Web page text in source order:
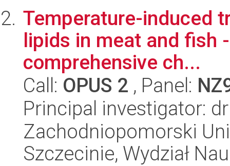
Temperature-induced
lipids in meat and fish
comprehensive ch...
Call: OPUS 2 , Panel:
Principal investigator:
Zachodniopomorski
Szczecinie, Wydział